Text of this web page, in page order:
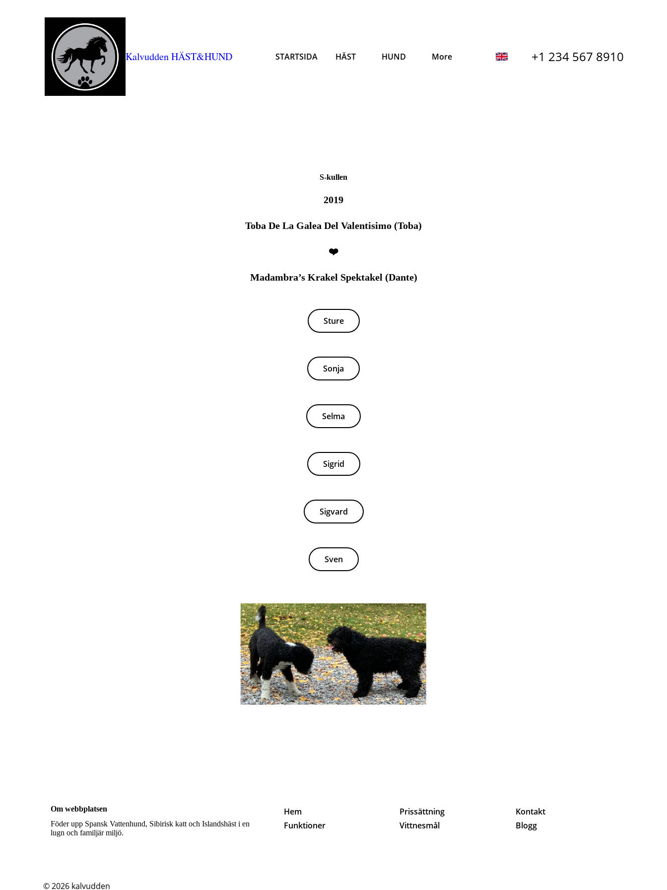
Kalvudden HÄST&HUND STARTSIDA HÄST HUND More +1 234 567 8910
S-kullen
2019
Toba De La Galea Del Valentisimo (Toba)
❤️
Madambra’s Krakel Spektakel (Dante)
Sture
Sonja
Selma
Sigrid
Sigvard
Sven
Om webbplatsen
Föder upp Spansk Vattenhund, Sibirisk katt och Islandshäst i en
lugn och familjär miljö.
Hem
Funktioner
Prissättning
Vittnesmål
Kontakt
Blogg
© 2026 kalvudden